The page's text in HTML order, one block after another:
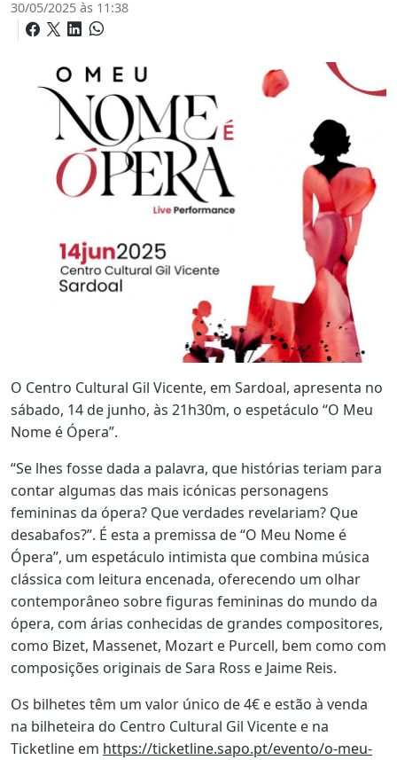
30/05/2025 às 11:38
O Centro Cultural Gil Vicente, em Sardoal, apresenta no
sábado, 14 de junho, às 21h30m, o espetáculo “O Meu
Nome é Ópera”.
“Se lhes fosse dada a palavra, que histórias teriam para
contar algumas das mais icónicas personagens
femininas da ópera? Que verdades revelariam? Que
desabafos?”. É esta a premissa de “O Meu Nome é
Ópera”, um espetáculo intimista que combina música
clássica com leitura encenada, oferecendo um olhar
contemporâneo sobre figuras femininas do mundo da
ópera, com árias conhecidas de grandes compositores,
como Bizet, Massenet, Mozart e Purcell, bem como com
composições originais de Sara Ross e Jaime Reis.
Os bilhetes têm um valor único de 4€ e estão à venda
na bilheteira do Centro Cultural Gil Vicente e na
Ticketline em https://ticketline.sapo.pt/evento/o-meu-